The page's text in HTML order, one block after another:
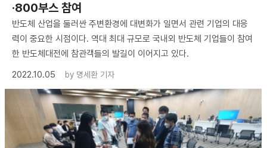
·800부스 참여
반도체 산업을 둘러싼 주변환경에 대변화가 일면서 관련 기업의 대응
력이 중요한 시점이다. 역대 최대 규모로 국내외 반도체 기업들이 참여
한 반도체대전에 참관객들의 발길이 이어지고 있다.
2022.10.05
by 명세환 기자